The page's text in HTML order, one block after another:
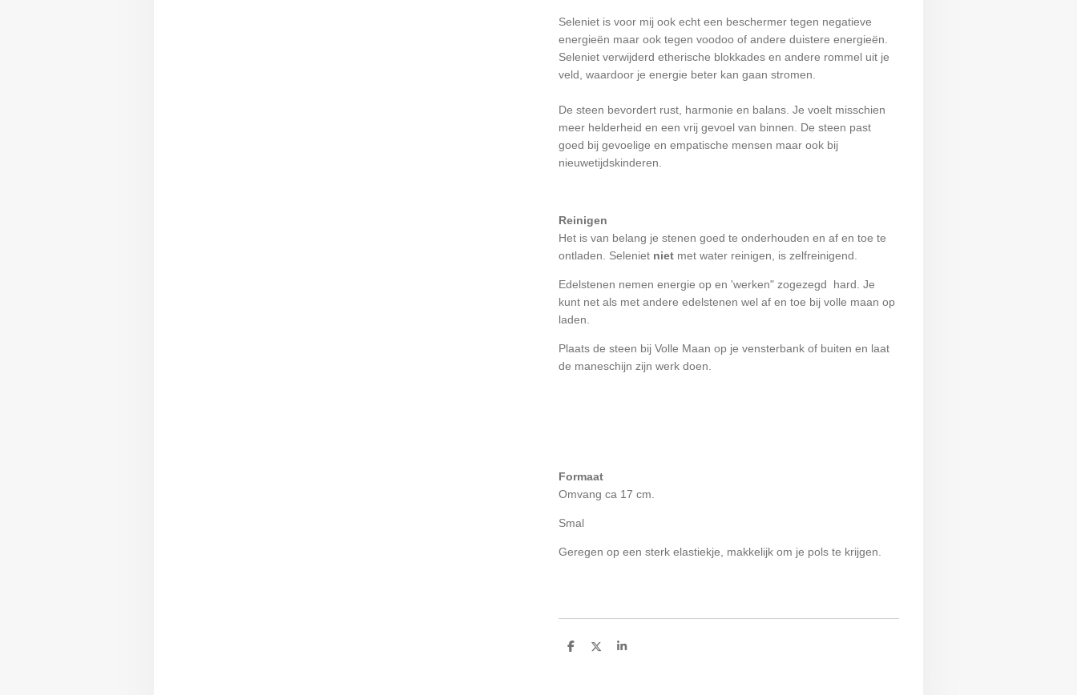
Seleniet is voor mij ook echt een beschermer tegen negatieve
energieën maar ook tegen voodoo of andere duistere energieën.
Seleniet verwijderd etherische blokkades en andere rommel uit je
veld, waardoor je energie beter kan gaan stromen.
De steen bevordert rust, harmonie en balans. Je voelt misschien
meer helderheid en een vrij gevoel van binnen. De steen past
goed bij gevoelige en empatische mensen maar ook bij
nieuwetijdskinderen.
Reinigen
Het is van belang je stenen goed te onderhouden en af en toe te
ontladen. Seleniet niet met water reinigen, is zelfreinigend.
Edelstenen nemen energie op en 'werken" zogezegd hard. Je
kunt net als met andere edelstenen wel af en toe bij volle maan op
laden.
Plaats de steen bij Volle Maan op je vensterbank of buiten en laat
de maneschijn zijn werk doen.
Formaat
Omvang ca 17 cm.
Smal
Geregen op een sterk elastiekje, makkelijk om je pols te krijgen.
D
D
S